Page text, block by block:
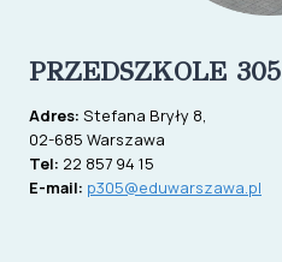
PRZEDSZKOLE 305
Adres: Stefana Bryły 8,
02-685 Warszawa
Tel: 22 857 94 15
E-mail: p305@eduwarszawa.pl